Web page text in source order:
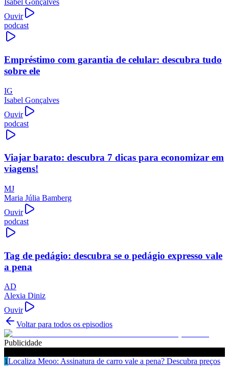
Isabel Gonçalves
Ouvir
podcast
Empréstimo com garantia de celular: descubra tudo
sobre ele
IG
Isabel Gonçalves
Ouvir
podcast
Viajar barato: descubra 7 dicas para economizar em
viagens!
MJ
Maria Júlia Bamberg
Ouvir
podcast
Tag de pedágio: descubra se o pedágio expresso vale
a pena
AD
Alexia Diniz
Ouvir
Voltar para todos os episodios
Publicidade
1Localiza Meoo: Assinatura de carro vale a pena? Descubra preços